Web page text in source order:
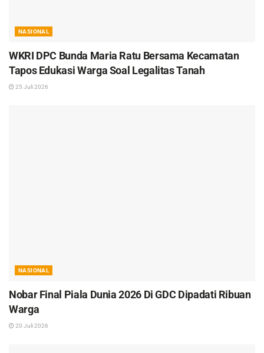
NASIONAL
WKRI DPC Bunda Maria Ratu Bersama Kecamatan
Tapos Edukasi Warga Soal Legalitas Tanah
25 Juli 2026
NASIONAL
Nobar Final Piala Dunia 2026 Di GDC Dipadati Ribuan
Warga
20 Juli 2026